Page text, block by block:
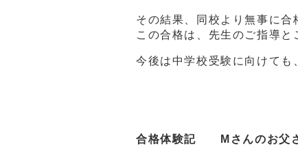
その結果、同校より無事に合
この合格は、先生のご指導と
今後は中学校受験に向けても
合格体験記 Mさんのお父さ